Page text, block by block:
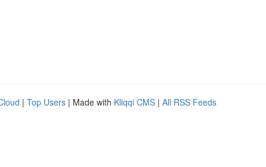
| Top Users | Made with Kliqqi CMS | All RSS Feeds